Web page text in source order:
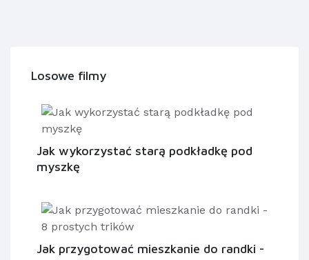
Losowe filmy
Jak wykorzystać starą podkładkę pod
myszkę
Jak przygotować mieszkanie do randki -